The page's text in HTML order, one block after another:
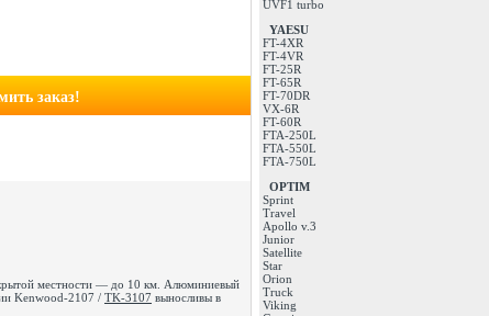
заказ!
местности — до 10 км. Алюминиевый
Kenwood-2107 / TK-3107 выносливы в
UVF1 turbo
YAESU
FT-4XR
FT-4VR
FT-25R
FT-65R
FT-70DR
VX-6R
FT-60R
FTA-250L
FTA-550L
FTA-750L
OPTIM
Sprint
Travel
Apollo v.3
Junior
Satellite
Star
Orion
Truck
Viking